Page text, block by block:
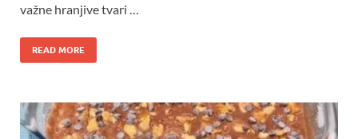
važne hranjive tvari …
READ MORE